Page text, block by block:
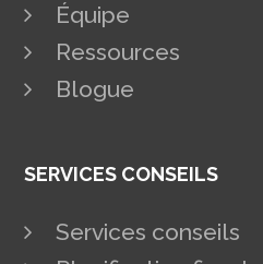
Équipe
Ressources
Blogue
SERVICES CONSEILS
Services conseils